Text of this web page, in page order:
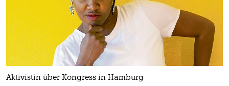
Aktivistin über Kongress in Hamburg